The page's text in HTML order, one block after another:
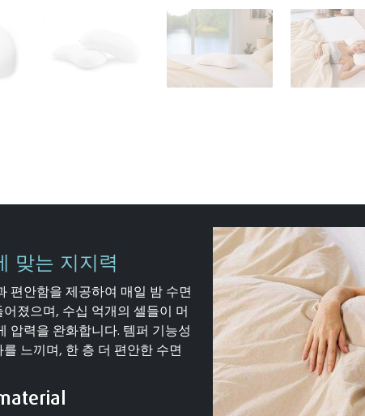
맞는 지지력
편안함을 제공하여 매일 밤 수면
어졌으며, 수십 억개의 셀들이 머
압력을 완화합니다. 템퍼 기능성
느끼며, 한 층 더 편안한 수면